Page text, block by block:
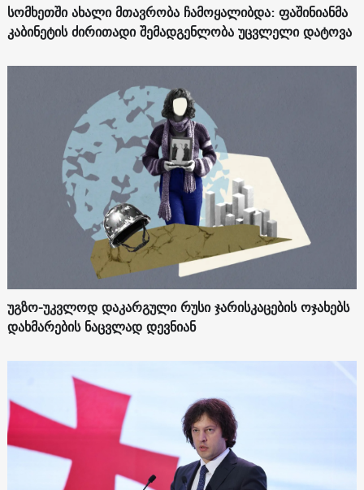
სომხეთში ახალი მთავრობა ჩამოყალიბდა: ფაშინიანმა
კაბინეტის ძირითადი შემადგენლობა უცვლელი დატოვა
უგზო-უკვლოდ დაკარგული რუსი ჯარისკაცების ოჯახებს
დახმარების ნაცვლად დევნიან